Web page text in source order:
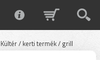
Kültér / kerti termék / grill